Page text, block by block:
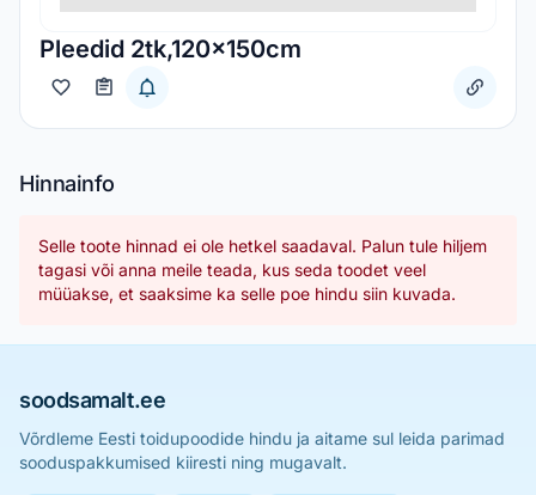
Pleedid 2tk,120x150cm
Hinnainfo
Selle toote hinnad ei ole hetkel saadaval. Palun tule hiljem
tagasi või anna meile teada, kus seda toodet veel
müüakse, et saaksime ka selle poe hindu siin kuvada.
soodsamalt.ee
Võrdleme Eesti toidupoodide hindu ja aitame sul leida parimad
sooduspakkumised kiiresti ning mugavalt.